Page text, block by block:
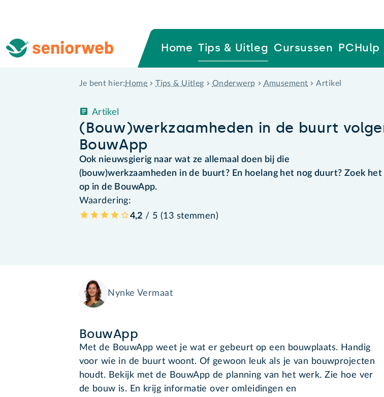
Home Tips & Uitleg Cursussen PCHulp
Je bent hier: Home Tips & Uitleg Onderwerp Amusement Artikel
(Bouw)werkzaamheden in de buurt
BouwApp
Artikel
Ook nieuwsgierig naar wat ze allemaal doen bij die
(bouw)werkzaamheden in de buurt? En hoelang het nog duurt? Zoek het
op in de BouwApp.
Waardering:
4,2 / 5 (13 stemmen)
Nynke Vermaat
BouwApp
Met de BouwApp weet je wat er gebeurt op een bouwplaats. Handig
voor wie in de buurt woont. Of gewoon leuk als je van bouwprojecten
houdt. Bekijk met de BouwApp de planning van het werk. Zie hoe ver
de bouw is. En krijg informatie over omleidingen en